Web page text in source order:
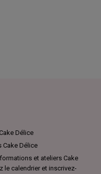
Délice
Cake Délice
et ateliers Cake
le calendrier et inscrivez-